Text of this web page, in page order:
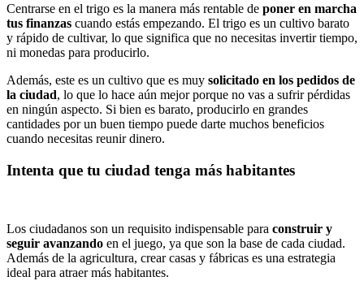
Centrarse en el trigo es la manera más rentable de poner en marcha
tus finanzas cuando estás empezando. El trigo es un cultivo barato
y rápido de cultivar, lo que significa que no necesitas invertir tiempo,
ni monedas para producirlo.
Además, este es un cultivo que es muy solicitado en los pedidos de
la ciudad, lo que lo hace aún mejor porque no vas a sufrir pérdidas
en ningún aspecto. Si bien es barato, producirlo en grandes
cantidades por un buen tiempo puede darte muchos beneficios
cuando necesitas reunir dinero.
Intenta que tu ciudad tenga más habitantes
Los ciudadanos son un requisito indispensable para construir y
seguir avanzando en el juego, ya que son la base de cada ciudad.
Además de la agricultura, crear casas y fábricas es una estrategia
ideal para atraer más habitantes.